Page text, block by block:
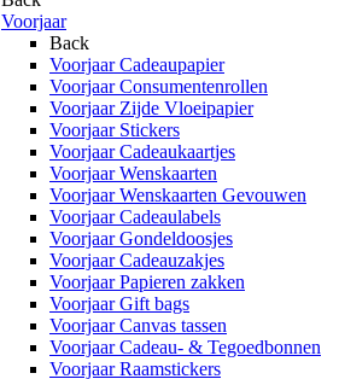
Voorjaar
Back
Voorjaar Cadeaupapier
Voorjaar Consumentenrollen
Voorjaar Zijde Vloeipapier
Voorjaar Stickers
Voorjaar Cadeaukaartjes
Voorjaar Wenskaarten
Voorjaar Wenskaarten Gevouwen
Voorjaar Cadeaulabels
Voorjaar Gondeldoosjes
Voorjaar Cadeauzakjes
Voorjaar Papieren zakken
Voorjaar Gift bags
Voorjaar Canvas tassen
Voorjaar Cadeau- & Tegoedbonnen
Voorjaar Raamstickers